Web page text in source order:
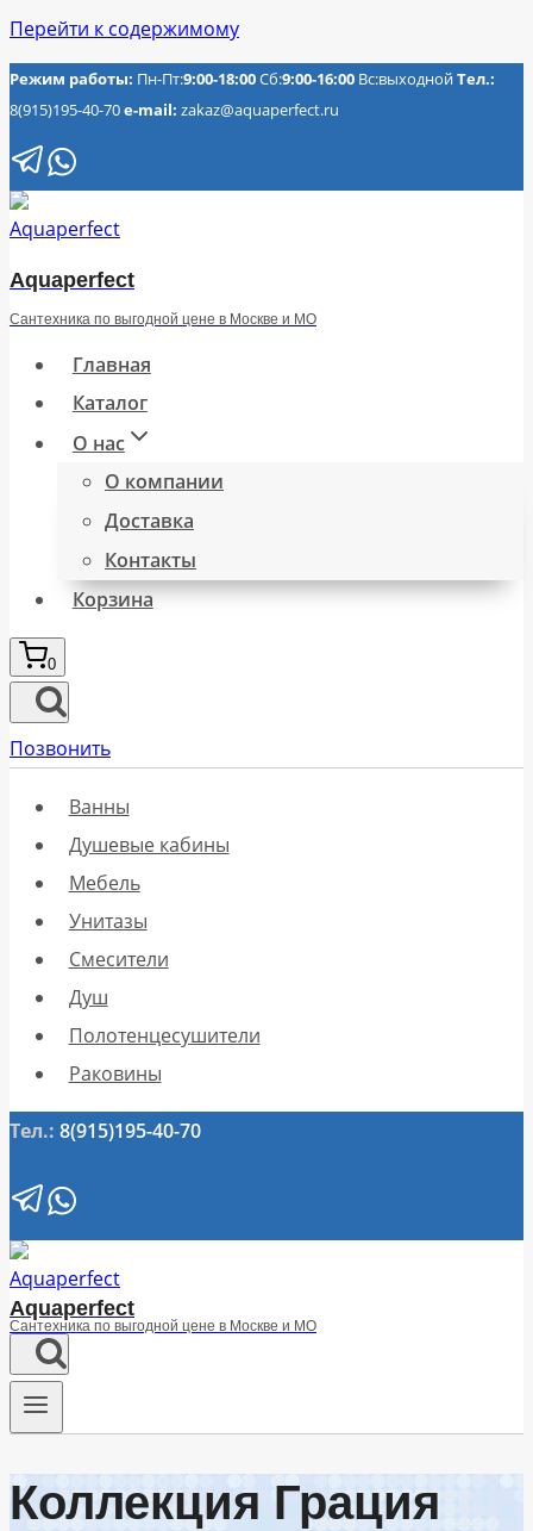
Перейти к содержимому
Режим работы: Пн-Пт:9:00-18:00Сб:9:00-16:00 Вс:выходнойТел.:
8(915)195-40-70e-mail: zakaz@aquaperfect.ru
Aquaperfect
Сантехника по выгодной цене в Москве и МО
Главная
Каталог
О нас
О компании
Доставка
Контакты
Корзина
0
Позвонить
Ванны
Душевые кабины
Мебель
Унитазы
Смесители
Душ
Полотенцесушители
Раковины
Тел.: 8(915)195-40-70
Aquaperfect
Сантехника по выгодной цене в Москве и МО
Коллекция Грация